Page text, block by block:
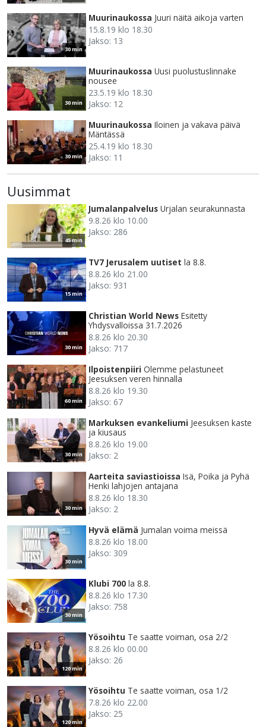
30 min
Muurinaukossa Juuri näitä aikoja varten
15.8.19 klo 18.30
Jakso: 13
30 min
Muurinaukossa Uusi puolustuslinnake
nousee
23.5.19 klo 18.30
Jakso: 12
30 min
Muurinaukossa Iloinen ja vakava päivä
Mäntässä
25.4.19 klo 18.30
Jakso: 11
Uusimmat
45 min
Jumalanpalvelus Urjalan seurakunnasta
9.8.26 klo 10.00
Jakso: 286
15 min
TV7 Jerusalem uutiset la 8.8.
8.8.26 klo 21.00
Jakso: 931
30 min
Christian World News Esitetty
Yhdysvalloissa 31.7.2026
8.8.26 klo 20.30
Jakso: 717
60 min
Ilpoistenpiiri Olemme pelastuneet
Jeesuksen veren hinnalla
8.8.26 klo 19.30
Jakso: 67
30 min
Markuksen evankeliumi Jeesuksen kaste
ja kiusaus
8.8.26 klo 19.00
Jakso: 2
30 min
Aarteita saviastioissa Isä, Poika ja Pyhä
Henki lahjojen antajana
8.8.26 klo 18.30
Jakso: 2
30 min
Hyvä elämä Jumalan voima meissä
8.8.26 klo 18.00
Jakso: 309
30 min
Klubi 700 la 8.8.
8.8.26 klo 17.30
Jakso: 758
120 min
Yösoihtu Te saatte voiman, osa 2/2
8.8.26 klo 00.00
Jakso: 26
120 min
Yösoihtu Te saatte voiman, osa 1/2
7.8.26 klo 22.00
Jakso: 25